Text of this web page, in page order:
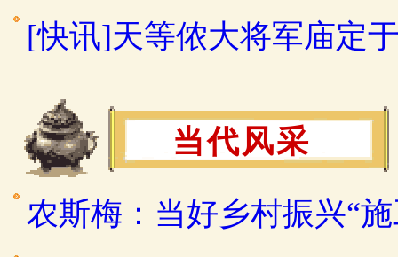
[快讯]天等侬大将军庙定
当代风采
农斯梅：当好乡村振兴“